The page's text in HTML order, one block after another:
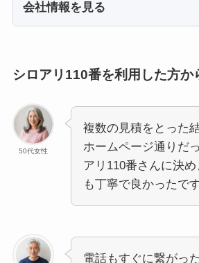
会社情報を見る
シロアリ110番を利用した方か
50代女性
複数の見積をとった
ホームページ通りだ
アリ110番さんに決
も丁寧で良かったです
電話もすぐに繋がっ